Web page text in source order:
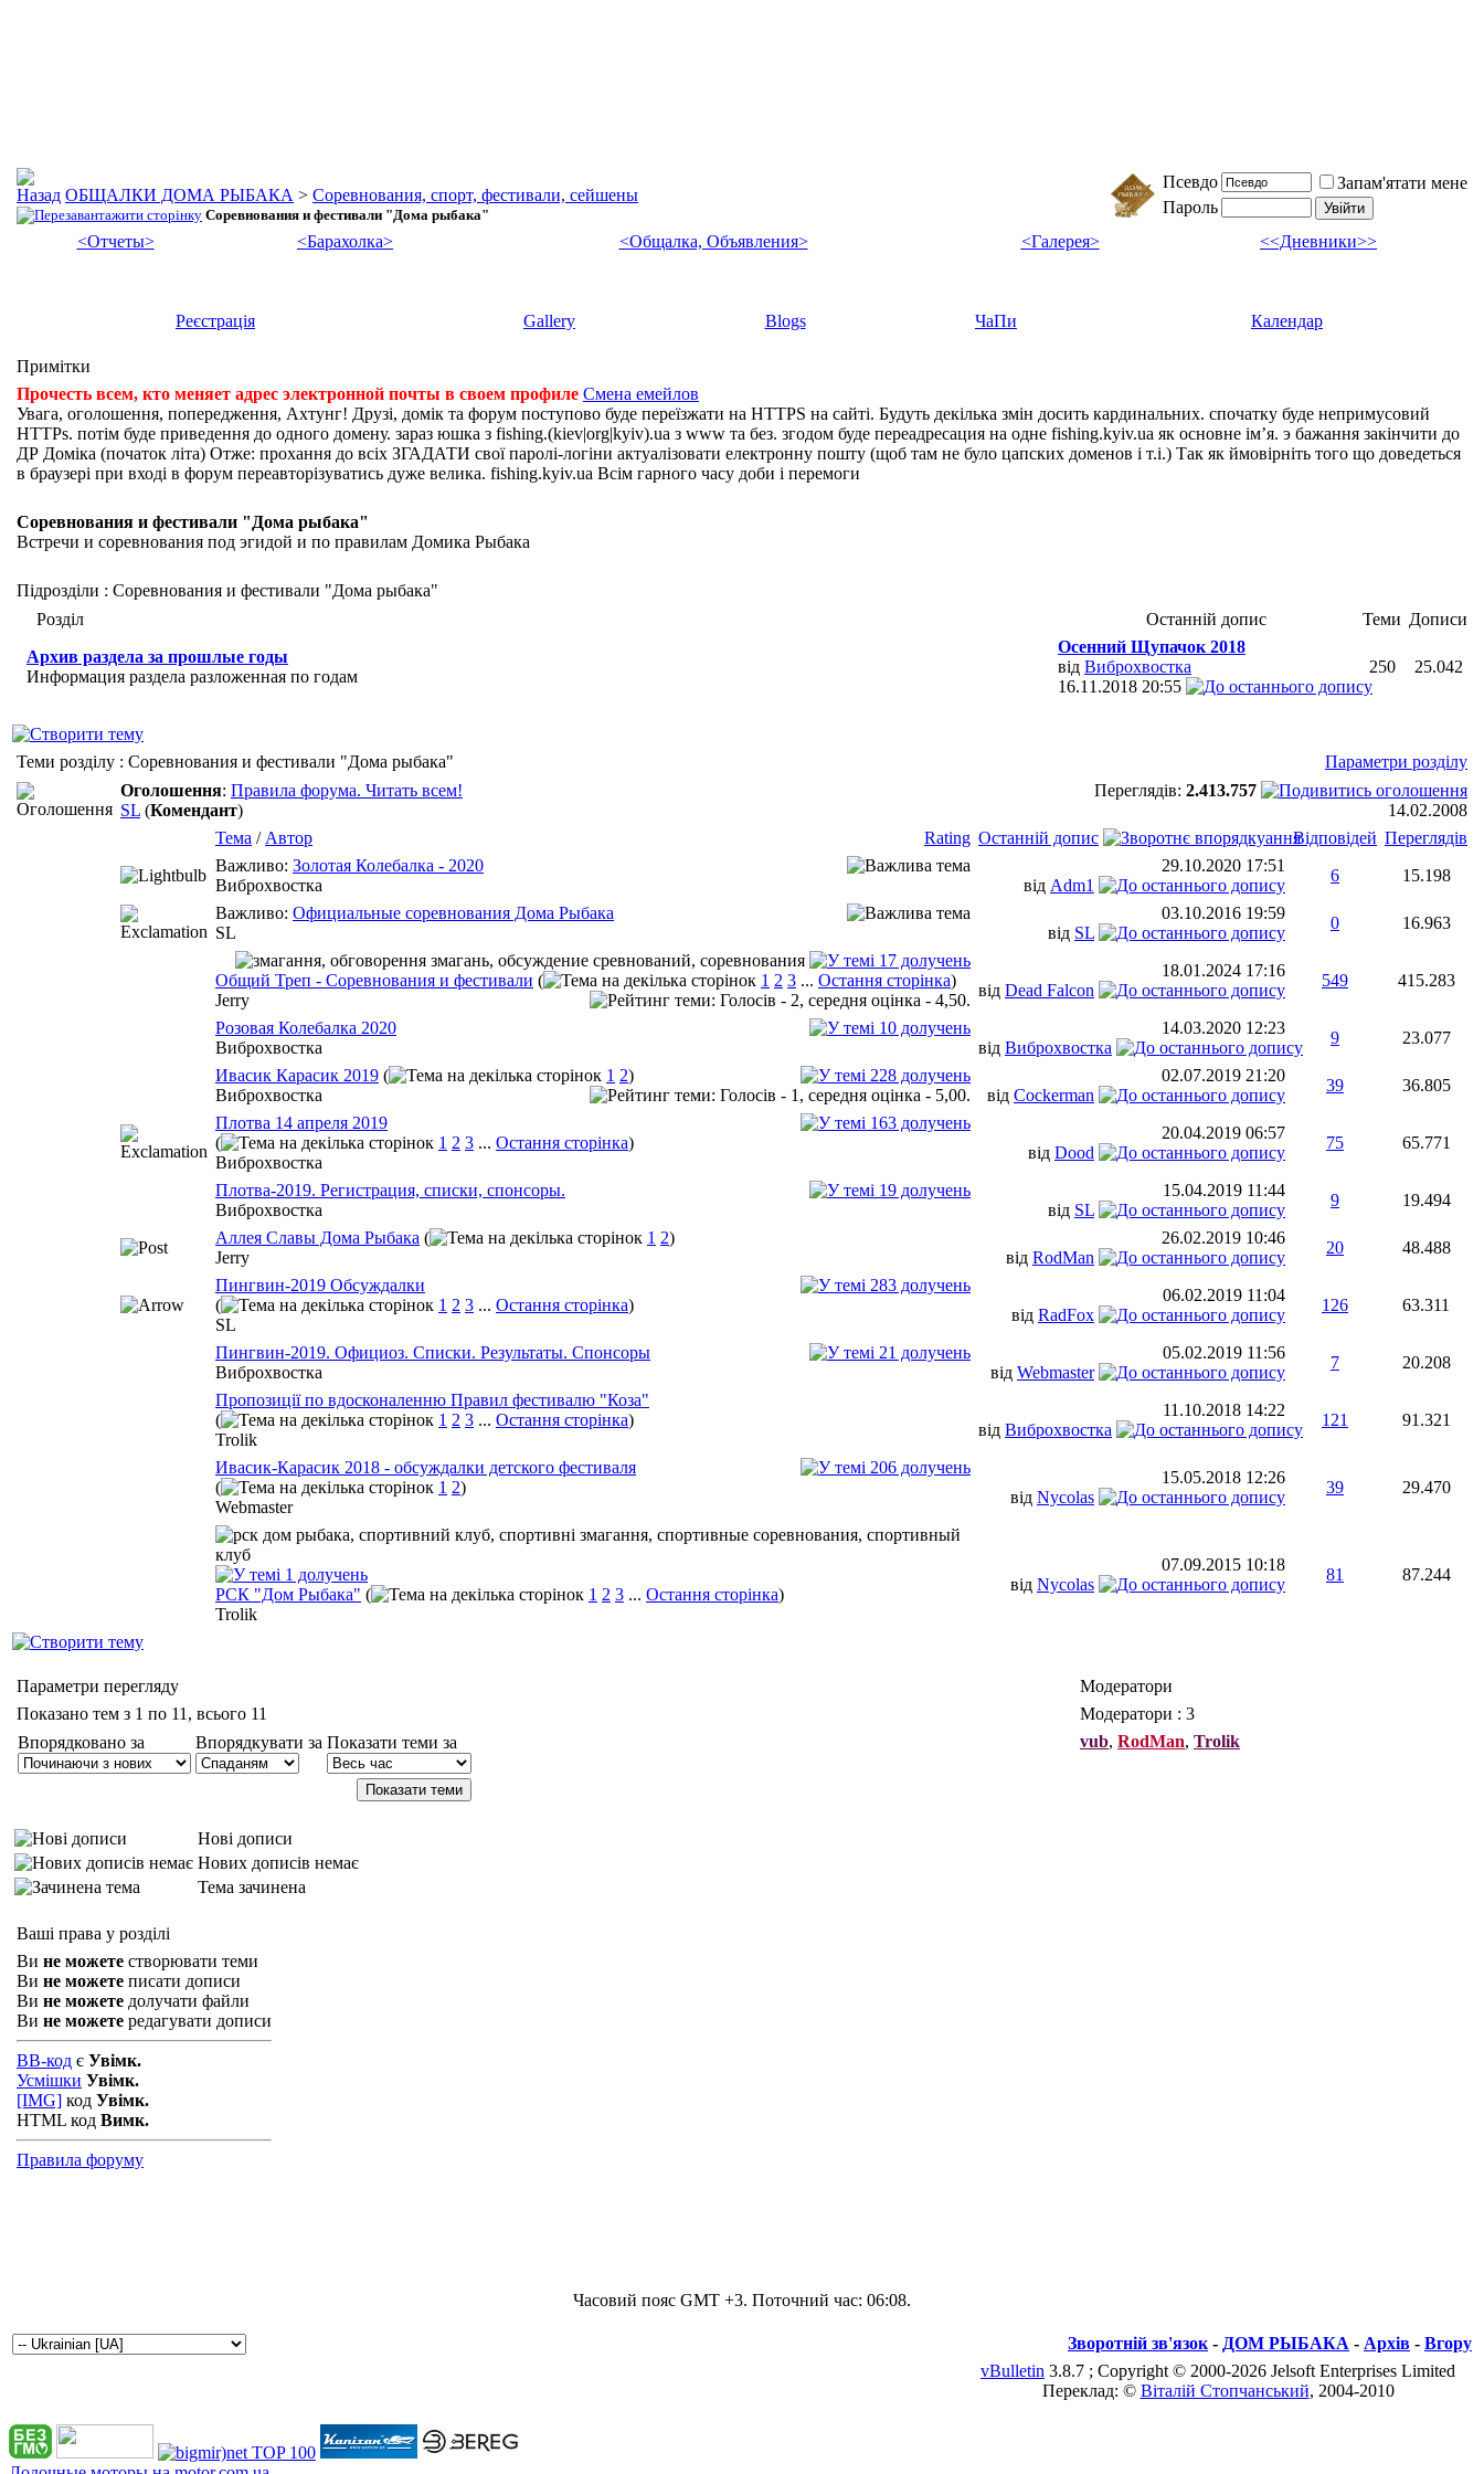
ОБЩАЛКИ ДОМА РЫБАКА > Соревнования, спорт, фестивали, сейшены
Соревнования и фестивали "Дома рыбака"
Псевдо
Запам'ятати мене
Пароль
<Отчеты>
<Барахолка> <Общалка, Объявления> <Галерея> <<Дневники>>
Реєстрація Gallery Blogs ЧаПи Календар
Примітки
Прочесть всем, кто меняет адрес электронной почты в своем профиле Смена емейлов
Увага, оголошення, попередження, Ахтунг! Друзі, домік та форум поступово буде переїзжати на HTTPS на сайті. Будуть декілька змін досить кардинальних. спочатку буде непримусовий
HTTPs. потім буде приведення до одного домену. зараз юшка з fishing.(kiev|org|kyiv).ua з www та без. згодом буде переадресация на одне fishing.kyiv.ua як основне імʼя. э бажання закінчити до
ДР Доміка (початок літа) Отже: прохання до всіх ЗГАДАТИ свої паролі-логіни актуалізовати електронну пошту (щоб там не було цапских доменов і т.і.) Так як ймовірніть того що доведеться
в браузері при вході в форум переавторізуватись дуже велика. fishing.kyiv.ua Всім гарного часу доби і перемоги
Соревнования и фестивали "Дома рыбака"
Встречи и соревнования под эгидой и по правилам Домика Рыбака
Підрозділи : Соревнования и фестивали "Дома рыбака"
Розділ
Останній допис Теми Дописи
Архив раздела за прошлые годы
Информация раздела разложенная по годам
Осенний Щупачок 2018
від Виброхвостка
16.11.2018 20:55
250 25.042
Теми розділу : Соревнования и фестивали "Дома рыбака"
Параметри розділу
Переглядів: 2.413.757
Оголошення: Правила форума. Читать всем!
14.02.2008
SL (Комендант)
Rating
Тема / Автор Останній допис Відповідей Переглядів
Важливо: Золотая Колебалка - 2020
Виброхвостка
29.10.2020 17:51
від Adm1
6
15.198
Важливо: Официальные соревнования Дома Рыбака
SL
03.10.2016 19:59
від SL
0 16.963
Общий Треп - Соревнования и фестивали ( 1 2 3 ... Остання сторінка)
Jerry
18.01.2024 17:16
від Dead Falcon
549 415.283
Розовая Колебалка 2020
Виброхвостка
14.03.2020 12:23
від Виброхвостка
9
23.077
Ивасик Карасик 2019 ( 1 2)
Виброхвостка
02.07.2019 21:20
від Cockerman
39
36.805
Плотва 14 апреля 2019
(
1 2 3 ... Остання сторінка)
Виброхвостка
20.04.2019 06:57
від Dood
75 65.771
Плотва-2019. Регистрация, списки, спонсоры.
Виброхвостка
15.04.2019 11:44
від SL
9
19.494
Аллея Славы Дома Рыбака ( 1 2)
Jerry
26.02.2019 10:46
від RodMan
20
48.488
Пингвин-2019 Обсуждалки
(
1 2 3 ... Остання сторінка)
SL
06.02.2019 11:04
від RadFox
126 63.311
Пингвин-2019. Официоз. Списки. Результаты. Спонсоры
Виброхвостка
05.02.2019 11:56
від Webmaster
7
20.208
Пропозиції по вдосконаленню Правил фестивалю "Коза"
(
1 2 3 ... Остання сторінка)
Trolik
11.10.2018 14:22
від Виброхвостка
121 91.321
Ивасик-Карасик 2018 - обсуждалки детского фестиваля
(
1 2)
Webmaster
15.05.2018 12:26
від Nycolas
39 29.470
РСК "Дом Рыбака" ( 1 2 3 ... Остання сторінка)
Trolik
07.09.2015 10:18
від Nycolas
81 87.244
Параметри перегляду
Модератори
Показано тем з 1 по 11, всього 11
Модератори : 3
Впорядковано за
Впорядкувати за Показати теми за vub, RodMan, Trolik
Нові дописи
Нових дописів немає
Тема зачинена
Ваші права у розділі
Ви не можете створювати теми
Ви не можете писати дописи
Ви не можете долучати файли
Ви не можете редагувати дописи
BB-код є Увімк.
Усмішки Увімк.
[IMG] код Увімк.
HTML код Вимк.
Правила форуму
Часовий пояс GMT +3. Поточний час: 06:08.
Зворотній зв'язок - ДОМ РЫБАКА - Архів - Вгору
vBulletin 3.8.7 ; Copyright © 2000-2026 Jelsoft Enterprises Limited
Переклад: © Віталій Стопчанський, 2004-2010